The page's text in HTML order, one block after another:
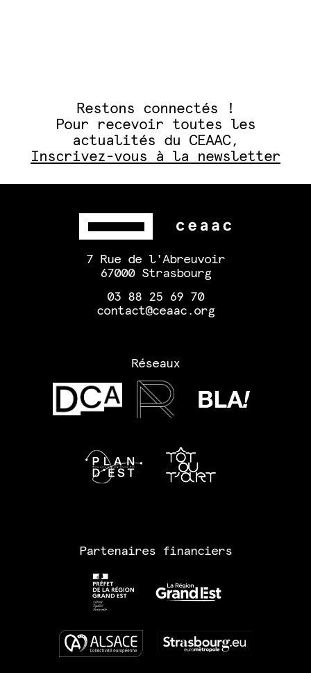
Restons connectés !
Pour recevoir toutes les
actualités du CEAAC,
Inscrivez-vous à la newsletter
7 Rue de l'Abreuvoir
67000 Strasbourg
03 88 25 69 70
contact@ceaac.org
Réseaux
Partenaires financiers